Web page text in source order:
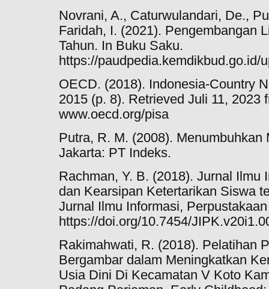
Novrani, A., Caturwulandari, De.,
Faridah, I. (2021). Pengembangan
Tahun. In Buku Saku.
https://paudpedia.kemdikbud.go.id/
OECD. (2018). Indonesia-Country
2015 (p. 8). Retrieved Juli 11, 2023
www.oecd.org/pisa
Putra, R. M. (2008).
Jakarta: PT Indeks.
Rachman, Y. B. (2018). Jurnal Ilmu
dan Kearsipan Ketertarikan Siswa
Jurnal Ilmu Informasi,
https://doi.org/10.7454/
Rakimahwati, R. (2018). Pelatihan
Bergambar dalam Meningkatkan
Usia Dini Di Kecamatan V Koto